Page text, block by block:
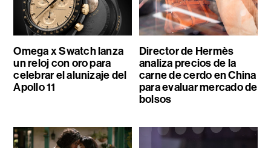
Omega x Swatch lanza
un reloj con oro para
celebrar el alunizaje del
Apollo 11
Director de Hermès
analiza precios de la
carne de cerdo en China
para evaluar mercado de
bolsos